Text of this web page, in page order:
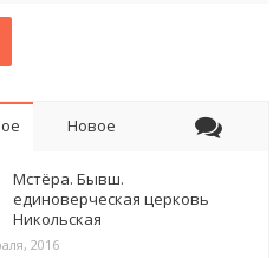
Новое
Мстёра. Бывш.
единоверческая церковь
Никольская
2016